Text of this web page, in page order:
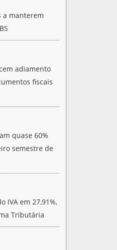
a manterem
adiamento
fiscais
quase 60%
semestre de
IVA em 27,91%,
Tributária